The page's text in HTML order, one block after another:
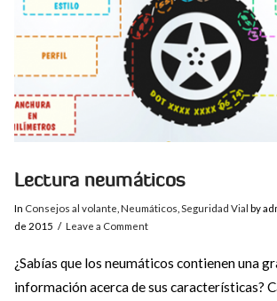
Lectura neumáticos
In Consejos al volante Neumáticos Seguridad Vial by
de 2015
Leave a Comment
¿Sabías que los neumáticos contienen una
información acerca de sus características?